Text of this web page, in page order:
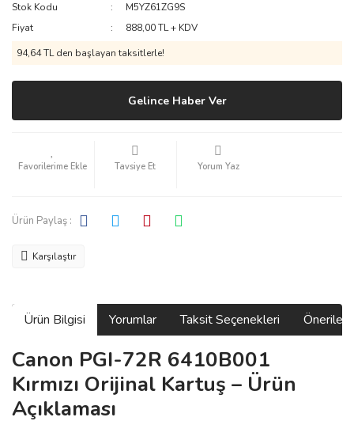
Stok Kodu
M5YZ61ZG9S
Fiyat
888,00 TL + KDV
94,64 TL den başlayan taksitlerle!
Gelince Haber Ver
Tavsiye Et Yorum Yaz
Ürün Paylaş :
Karşılaştır
Ürün Bilgisi Yorumlar Taksit Seçenekleri
Canon PGI-72R 6410B001
Kırmızı Orijinal Kartuş – Ürün
Açıklaması